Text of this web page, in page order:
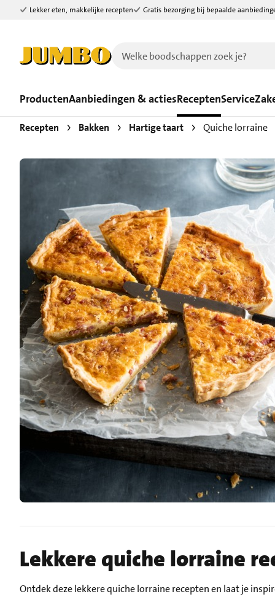
Ga naar zoeken
Ga naar hoofdinhoud
Lekker eten, makkelijke recepten Gratis bezorging bij bepaalde
ProductenAanbiedingen & actiesReceptenService
Recepten Bakken Hartige taart Quiche lorraine
Lekkere quiche lorraine
Ontdek deze lekkere quiche lorraine recepten en laat je